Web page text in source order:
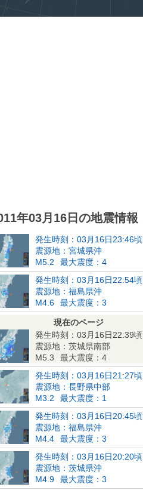
年03月16日の地震情報
発生時刻：03月16日23:46頃
震源地：宮城県沖
M5.2
最大震度：4
発生時刻：03月16日22:54頃
震源地：福島県沖
M4.6
最大震度：3
現在のページ
発生時刻：03月16日22:39頃
震源地：茨城県南部
M5.3
最大震度：4
発生時刻：03月16日21:27頃
震源地：長野県中部
M3.2
最大震度：1
発生時刻：03月16日20:45頃
震源地：福島県沖
M4.4
最大震度：3
発生時刻：03月16日20:20頃
震源地：茨城県沖
M4.9
最大震度：3